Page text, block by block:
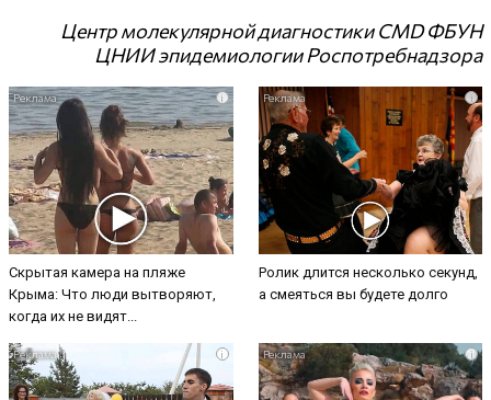
Центр молекулярной диагностикиCMDФБУН
ЦНИИ эпидемиологии Роспотребнадзора
i
Скрытая камера на пляже
Крыма: Что люди вытворяют,
когда их не видят...
i
Ролик длится несколько секунд,
а смеяться вы будете долго
i i